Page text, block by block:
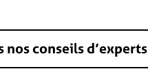
nos conseils d’experts